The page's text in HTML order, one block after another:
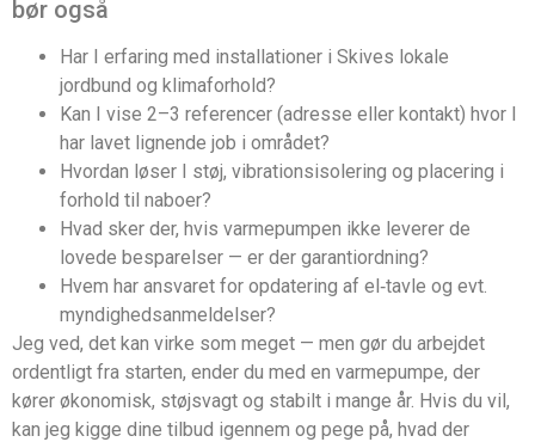
bør også
Har I erfaring med installationer i Skives lokale
jordbund og klimaforhold?
Kan I vise 2–3 referencer (adresse eller kontakt) hvor I
har lavet lignende job i området?
Hvordan løser I støj, vibrationsisolering og placering i
forhold til naboer?
Hvad sker der, hvis varmepumpen ikke leverer de
lovede besparelser — er der garantiordning?
Hvem har ansvaret for opdatering af el‑tavle og evt.
myndighedsanmeldelser?
Jeg ved, det kan virke som meget — men gør du arbejdet
ordentligt fra starten, ender du med en varmepumpe, der
kører økonomisk, støjsvagt og stabilt i mange år. Hvis du vil,
kan jeg kigge dine tilbud igennem og pege på, hvad der